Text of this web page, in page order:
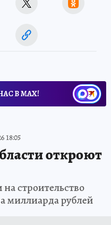
В МАХ!
18:05
откроют
строительство
миллиарда рублей